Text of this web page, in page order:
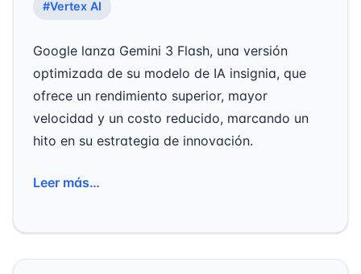
#Vertex AI
Google lanza Gemini 3 Flash, una versión
optimizada de su modelo de IA insignia, que
ofrece un rendimiento superior, mayor
velocidad y un costo reducido, marcando un
hito en su estrategia de innovación.
Leer más…